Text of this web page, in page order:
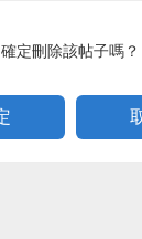
確定刪除該帖子嗎？